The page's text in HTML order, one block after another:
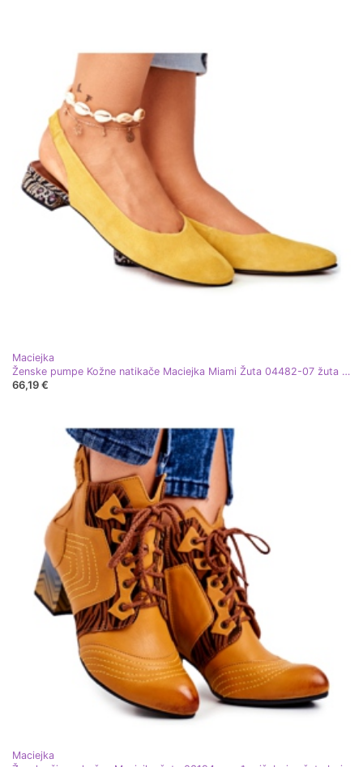
Maciejka
Ženske pumpe Kožne natikače Maciejka Miami Žuta 04482-07 žuta boja
66,19 €
Maciejka